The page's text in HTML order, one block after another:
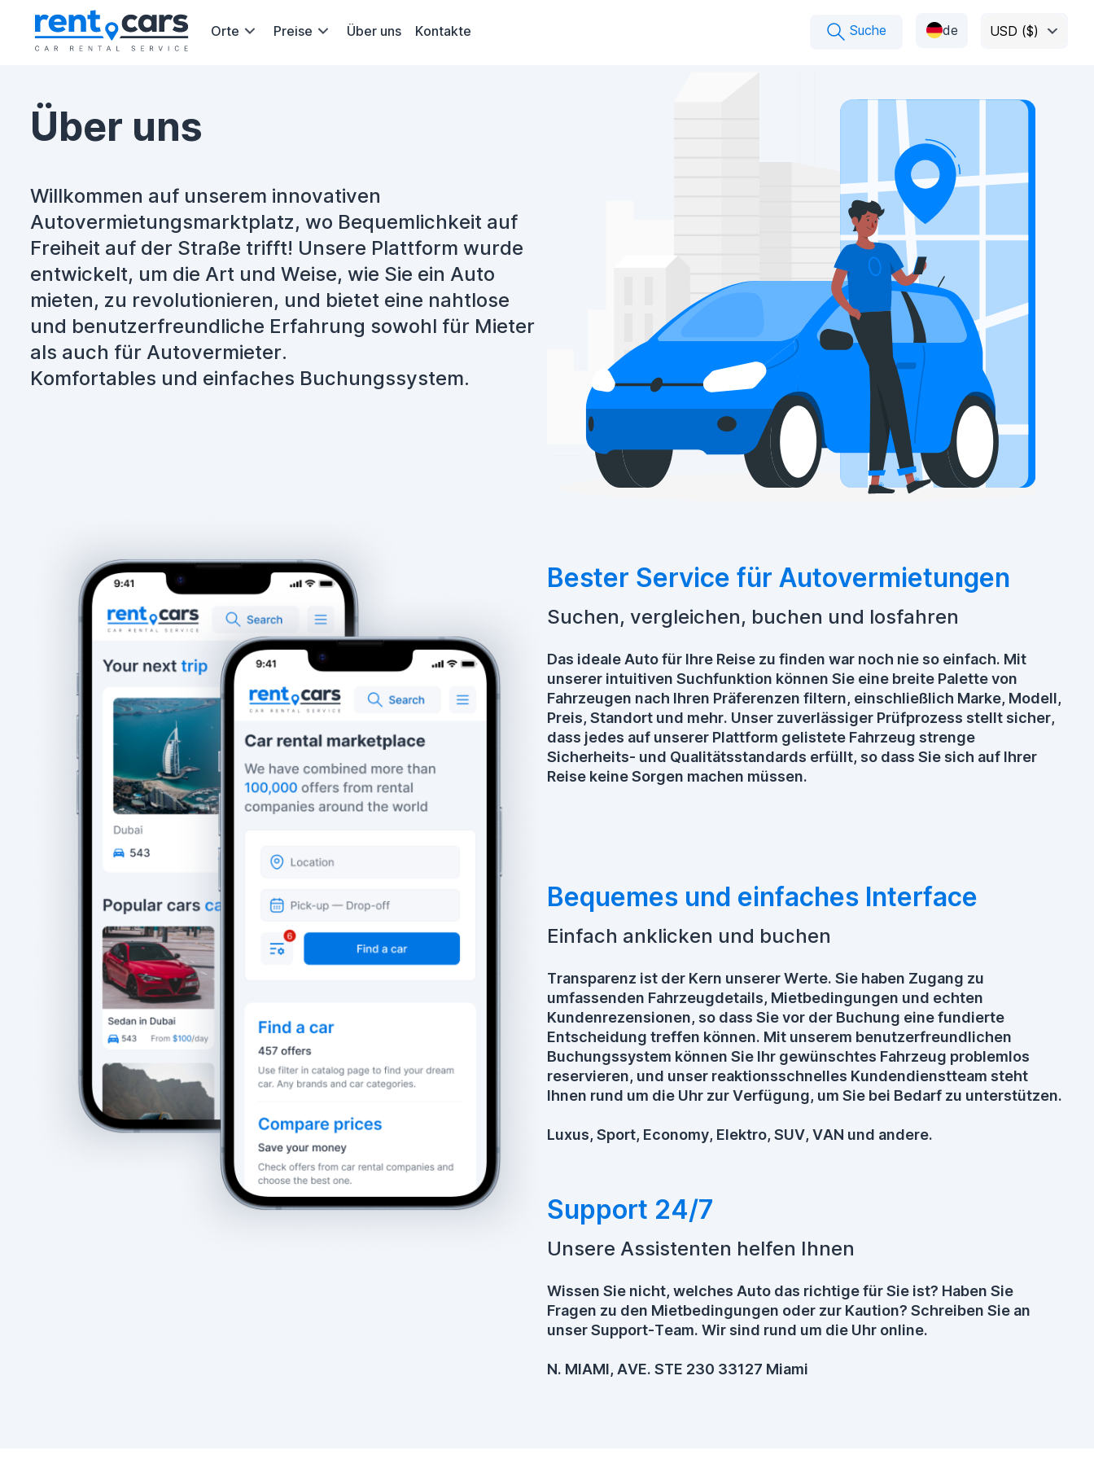
Orte Preise Über uns Kontakte Suche de USD ($)
Über uns
Willkommen auf unserem innovativen
Autovermietungsmarktplatz, wo Bequemlichkeit auf
Freiheit auf der Straße trifft! Unsere Plattform wurde
entwickelt, um die Art und Weise, wie Sie ein Auto
mieten, zu revolutionieren, und bietet eine nahtlose
und benutzerfreundliche Erfahrung sowohl für Mieter
als auch für Autovermieter.
Komfortables und einfaches Buchungssystem.
Bester Service für Autovermietungen
Suchen, vergleichen, buchen und losfahren
Das ideale Auto für Ihre Reise zu finden war noch nie so einfach. Mit
unserer intuitiven Suchfunktion können Sie eine breite Palette von
Fahrzeugen nach Ihren Präferenzen filtern, einschließlich Marke, Modell,
Preis, Standort und mehr. Unser zuverlässiger Prüfprozess stellt sicher,
dass jedes auf unserer Plattform gelistete Fahrzeug strenge
Sicherheits- und Qualitätsstandards erfüllt, so dass Sie sich auf Ihrer
Reise keine Sorgen machen müssen.
Bequemes und einfaches Interface
Einfach anklicken und buchen
Transparenz ist der Kern unserer Werte. Sie haben Zugang zu
umfassenden Fahrzeugdetails, Mietbedingungen und echten
Kundenrezensionen, so dass Sie vor der Buchung eine fundierte
Entscheidung treffen können. Mit unserem benutzerfreundlichen
Buchungssystem können Sie Ihr gewünschtes Fahrzeug problemlos
reservieren, und unser reaktionsschnelles Kundendienstteam steht
Ihnen rund um die Uhr zur Verfügung, um Sie bei Bedarf zu unterstützen.
Luxus, Sport, Economy, Elektro, SUV, VAN und andere.
Support 24/7
Unsere Assistenten helfen Ihnen
Wissen Sie nicht, welches Auto das richtige für Sie ist? Haben Sie
Fragen zu den Mietbedingungen oder zur Kaution? Schreiben Sie an
unser Support-Team. Wir sind rund um die Uhr online.
N. MIAMI, AVE. STE 230 33127 Miami